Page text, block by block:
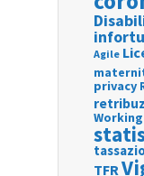
Agile
privacy
Working
TFR